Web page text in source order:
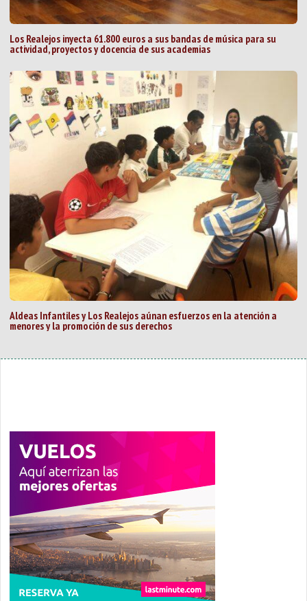
Los Realejos inyecta 61.800 euros a sus bandas de música para su
actividad, proyectos y docencia de sus academias
Aldeas Infantiles y Los Realejos aúnan esfuerzos en la atención a
menores y la promoción de sus derechos